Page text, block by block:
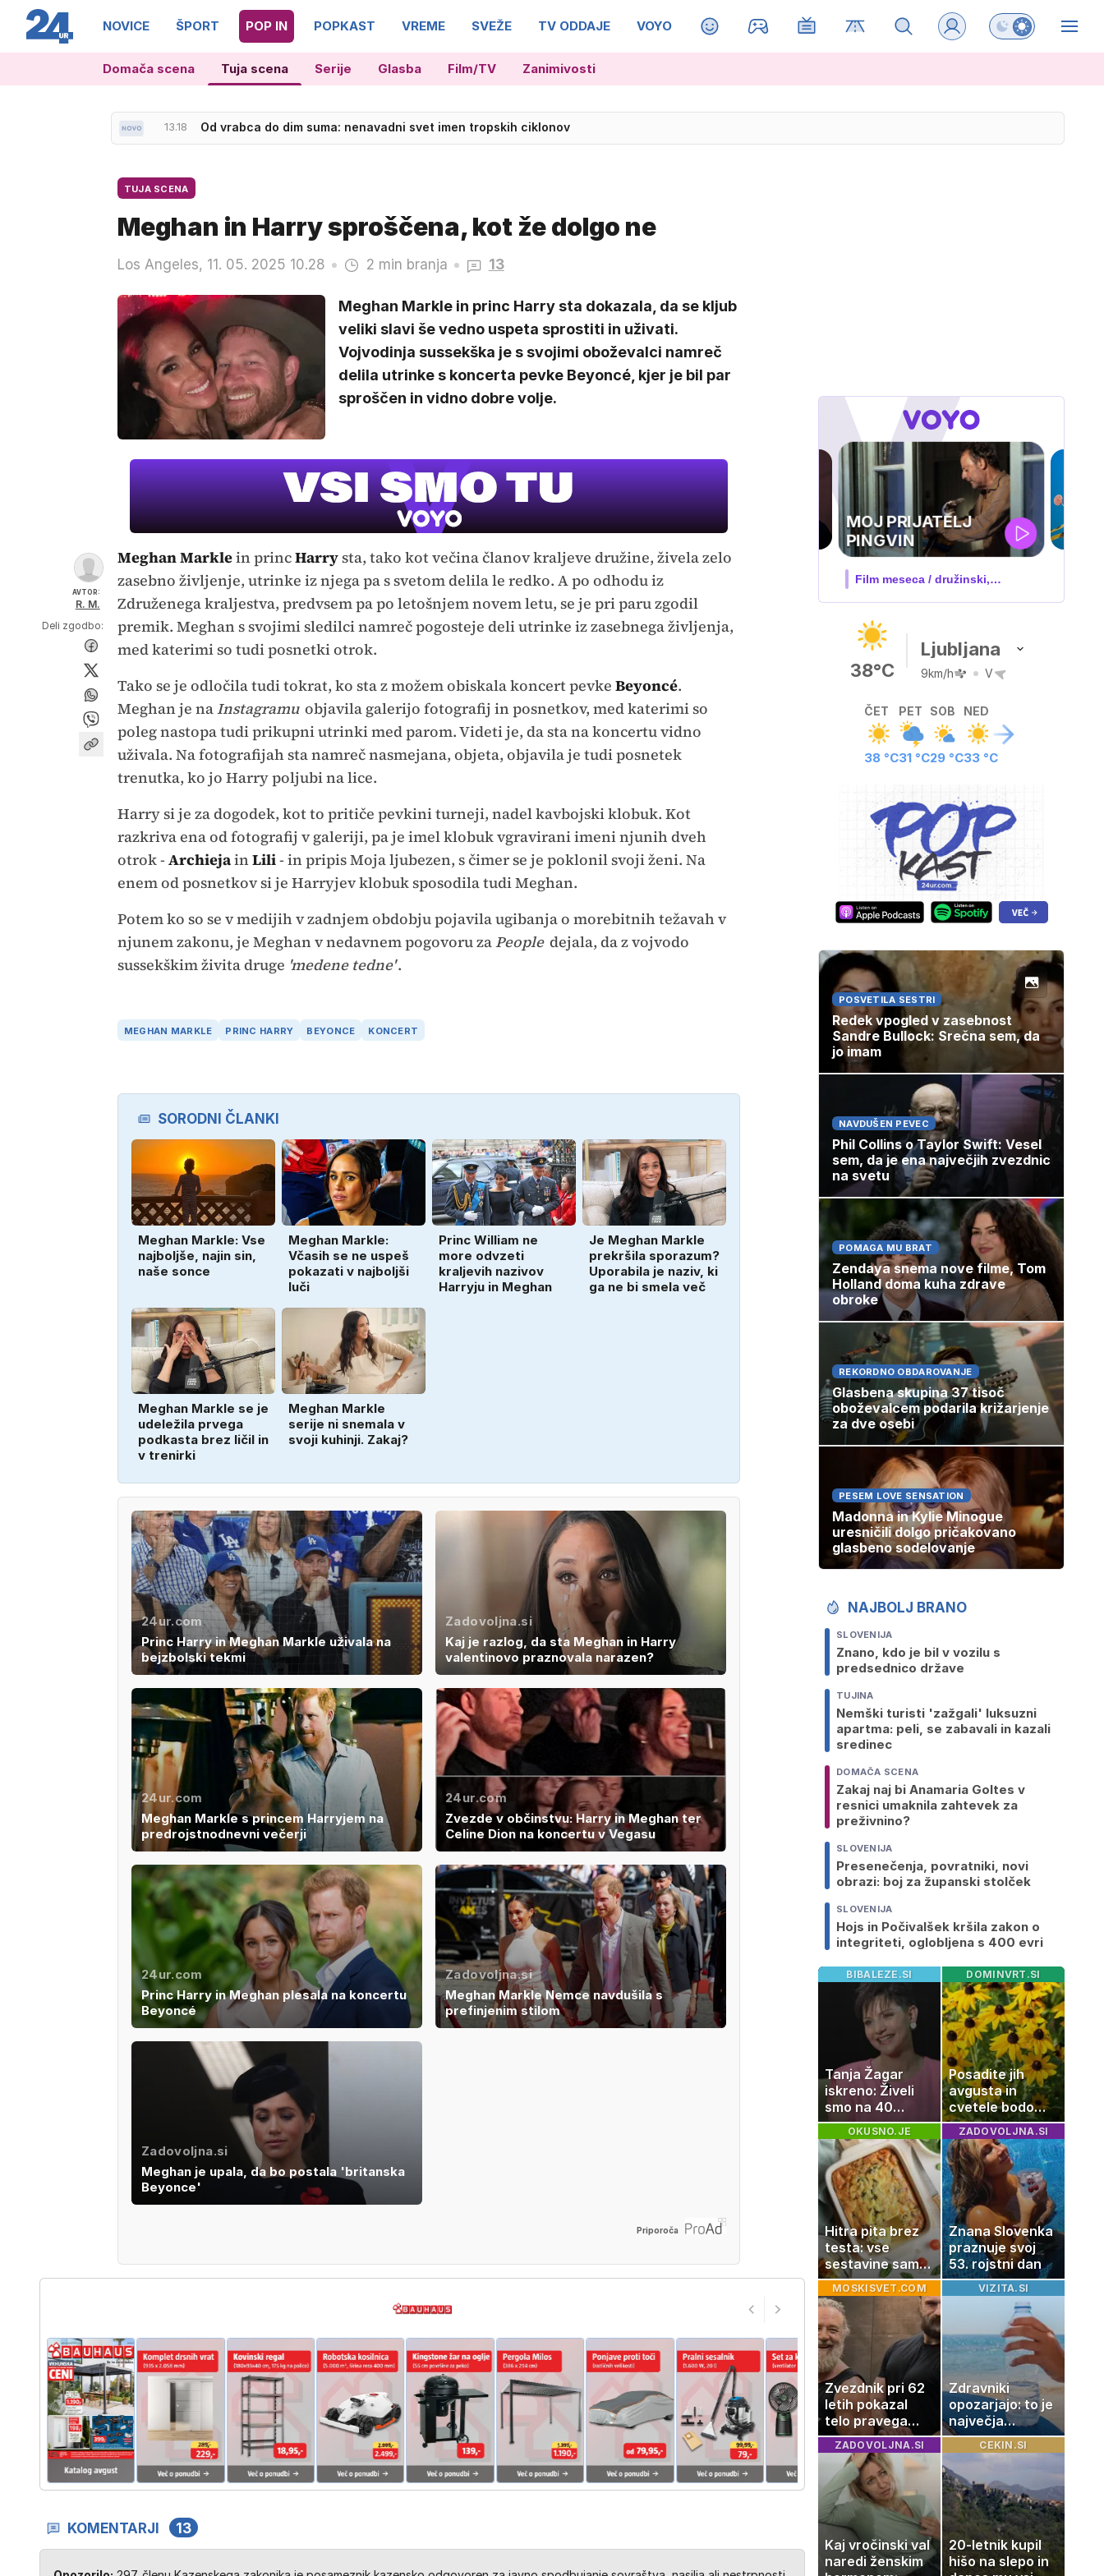
NOVICE ŠPORT POP IN POPKAST VREME SVEŽE TV ODDAJE VOYO MAGAZIN Preklopi barvni
Domača scena Tuja scena Serije Glasba Film/TV Zanimivosti
13.18 Od vrabca do dim suma: nenavadni svet imen tropskih ciklonov
TUJA SCENA
Meghan in Harry sproščena, kot že dolgo ne
Los Angeles, 11. 05. 2025 10.28 2 min branja 13
Meghan Markle in princ Harry sta dokazala, da se kljub
veliki slavi še vedno uspeta sprostiti in uživati.
Vojvodinja sussekška je s svojimi oboževalci namreč
delila utrinke s koncerta pevke Beyoncé, kjer je bil par
sproščen in vidno dobre volje.
AVTOR:
R. M.
Deli zgodbo:
Meghan Marklein princHarrysta, tako kot večina članov kraljeve družine, živela zelo
zasebno življenje, utrinke iz njega pa s svetom delila le redko. A po odhodu iz
Združenega kraljestva, predvsem pa po letošnjem novem letu, se je pri paru zgodil
premik. Meghan s svojimi sledilci namreč pogosteje deli utrinke iz zasebnega življenja,
med katerimi so tudi posnetki otrok.
Tako se je odločila tudi tokrat, ko sta z možem obiskala koncert pevke Beyoncé.
Meghan je naInstagramu objavila galerijo fotografij in posnetkov, med katerimi so
poleg nastopa tudi prikupni utrinki med parom. Videti je, da sta na koncertu vidno
uživala. Na fotografijah sta namreč nasmejana, objeta, objavila je tudi posnetek
trenutka, ko jo Harry poljubi na lice.
Harry si je za dogodek, kot to pritiče pevkini turneji, nadel kavbojski klobuk. Kot
razkriva ena od fotografij v galeriji, pa je imel klobuk vgravirani imeni njunih dveh
otrok -ArchiejainLili- in pripis Moja ljubezen, s čimer se je poklonil svoji ženi. Na
enem od posnetkov si je Harryjev klobuk sposodila tudi Meghan.
Potem ko so se v medijih v zadnjem obdobju pojavila ugibanja o morebitnih težavah v
njunem zakonu, je Meghan v nedavnem pogovoru zaPeople dejala, da z vojvodo
sussekškim živita druge 'medene tedne'.
MEGHAN MARKLE PRINC HARRY BEYONCE KONCERT
SORODNI ČLANKI
Meghan Markle: Vse
najboljše, najin sin,
naše sonce
Meghan Markle:
Včasih se ne uspeš
pokazati v najboljši
luči
Princ William ne
more odvzeti
kraljevih nazivov
Harryju in Meghan
Je Meghan Markle
prekršila sporazum?
Uporabila je naziv, ki
ga ne bi smela več
Meghan Markle se je
udeležila prvega
podkasta brez ličil in
v trenirki
Meghan Markle
serije ni snemala v
svoji kuhinji. Zakaj?
24ur.com
Princ Harry in Meghan Markle uživala na
bejzbolski tekmi
Zadovoljna.si
Kaj je razlog, da sta Meghan in Harry
valentinovo praznovala narazen?
24ur.com
Meghan Markle s princem Harryjem na
predrojstnodnevni večerji
24ur.com
Zvezde v občinstvu: Harry in Meghan ter
Celine Dion na koncertu v Vegasu
24ur.com
Princ Harry in Meghan plesala na koncertu
Beyoncé
Zadovoljna.si
Meghan Markle Nemce navdušila s
prefinjenim stilom
Zadovoljna.si
Meghan je upala, da bo postala 'britanska
Beyonce'
Priporoča
KOMENTARJI 13
IQ 160
Nova hrvaška serija
38°C
Ljubljana
9km/h V
ČET
38 °C
PET
31 °C
SOB
29 °C
NED
33 °C
POSVETILA SESTRI
Redek vpogled v zasebnost
Sandre Bullock: Srečna sem, da
jo imam
NAVDUŠEN PEVEC
Phil Collins o Taylor Swift: Vesel
sem, da je ena največjih zvezdnic
na svetu
POMAGA MU BRAT
Zendaya snema nove filme, Tom
Holland doma kuha zdrave
obroke
REKORDNO OBDAROVANJE
Glasbena skupina 37 tisoč
oboževalcem podarila križarjenje
za dve osebi
PESEM LOVE SENSATION
Madonna in Kylie Minogue
uresničili dolgo pričakovano
glasbeno sodelovanje
NAJBOLJ BRANO
SLOVENIJA
Znano, kdo je bil v vozilu s
predsednico države
TUJINA
Nemški turisti 'zažgali' luksuzni
apartma: peli, se zabavali in kazali
sredinec
DOMAČA SCENA
Zakaj naj bi Anamaria Goltes v
resnici umaknila zahtevek za
preživnino?
SLOVENIJA
Presenečenja, povratniki, novi
obrazi: boj za županski stolček
SLOVENIJA
Hojs in Počivalšek kršila zakon o
integriteti, oglobljena s 400 evri
BIBALEZE.SI
Tanja Žagar
iskreno: Živeli
smo na 40
kvadratih, a
imela sem vse,
kar otrok
potrebuje
DOMINVRT.SI
Posadite jih
avgusta in
cvetele bodo
vse do zime
OKUSNO.JE
Hitra pita brez
testa: vse
sestavine samo
zmešate in
pečica opravi
ostalo
ZADOVOLJNA.SI
Znana Slovenka
praznuje svoj
53. rojstni dan
MOSKISVET.COM
Zvezdnik pri 62
letih pokazal
telo pravega
gladiatorja
VIZITA.SI
Zdravniki
opozarjajo: to je
največja
napaka, ki jo
ljudje delajo med
vročino
ZADOVOLJNA.SI
Kaj vročinski val
naredi ženskim
CEKIN.SI
20-letnik kupil
hišo na slepo in